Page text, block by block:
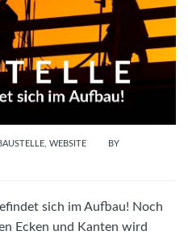
, WEBSITE BY
sich im Aufbau! Noch
Ecken und Kanten wird